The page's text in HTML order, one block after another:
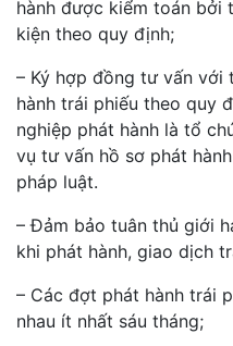
hành được kiểm toán bởi
kiện theo quy định;
– Ký hợp đồng tư vấn
hành trái phiếu theo quy
nghiệp phát hành là tổ
vụ tư vấn hồ sơ phát
pháp luật.
– Đảm bảo tuân thủ giới
khi phát hành, giao dịch
– Các đợt phát hành trái
nhau ít nhất sáu tháng;